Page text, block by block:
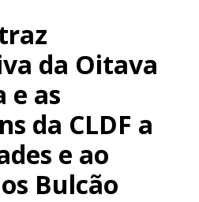
da Oitava
e as
da CLDF a
e ao
Bulcão